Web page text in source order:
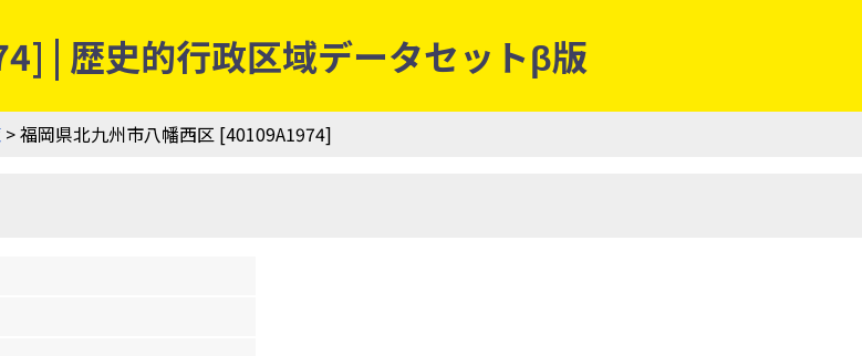
| 歴史的行政区域データセットβ版
> 福岡県北九州市八幡西区 [40109A1974]